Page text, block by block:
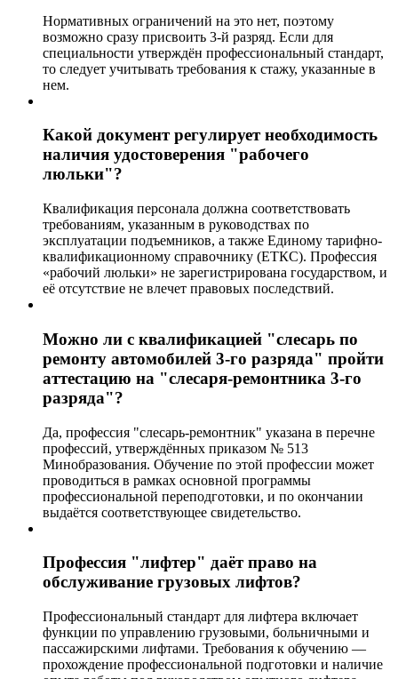
Нормативных ограничений на это нет, поэтому
возможно сразу присвоить 3-й разряд. Если для
специальности утверждён профессиональный стандарт,
то следует учитывать требования к стажу, указанные в
нем.
Какой документ регулирует необходимость
наличия удостоверения "рабочего
люльки"?
Квалификация персонала должна соответствовать
требованиям, указанным в руководствах по
эксплуатации подъемников, а также Единому тарифно-
квалификационному справочнику (ЕТКС). Профессия
«рабочий люльки» не зарегистрирована государством, и
её отсутствие не влечет правовых последствий.
Можно ли с квалификацией "слесарь по
ремонту автомобилей 3-го разряда" пройти
аттестацию на "слесаря-ремонтника 3-го
разряда"?
Да, профессия "слесарь-ремонтник" указана в перечне
профессий, утверждённых приказом № 513
Минобразования. Обучение по этой профессии может
проводиться в рамках основной программы
профессиональной переподготовки, и по окончании
выдаётся соответствующее свидетельство.
Профессия "лифтер" даёт право на
обслуживание грузовых лифтов?
Профессиональный стандарт для лифтера включает
функции по управлению грузовыми, больничными и
пассажирскими лифтами. Требования к обучению —
прохождение профессиональной подготовки и наличие